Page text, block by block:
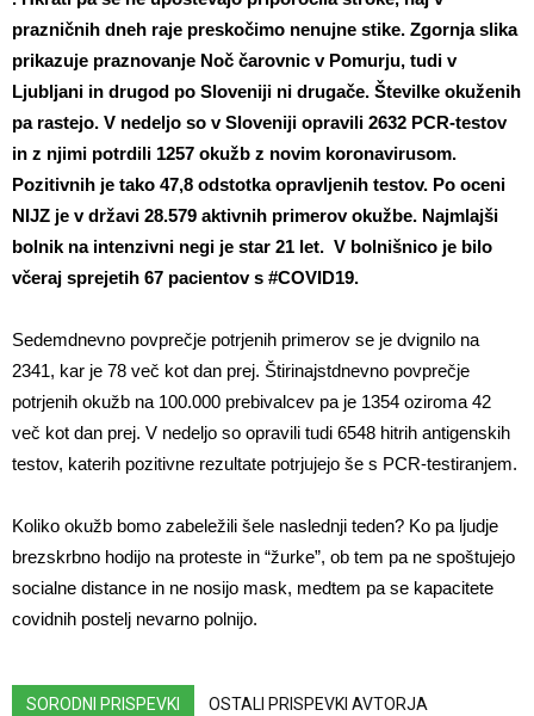
prazničnih dneh raje preskočimo nenujne stike. Zgornja slika
prikazuje praznovanje Noč čarovnic v Pomurju, tudi v
Ljubljani in drugod po Sloveniji ni drugače. Številke okuženih
pa rastejo. V nedeljo so v Sloveniji opravili 2632 PCR-testov
in z njimi potrdili 1257 okužb z novim koronavirusom.
Pozitivnih je tako 47,8 odstotka opravljenih testov. Po oceni
NIJZ je v državi 28.579 aktivnih primerov okužbe. Najmlajši
bolnik na intenzivni negi je star 21 let. V bolnišnico je bilo
včeraj sprejetih 67 pacientov s #COVID19.
Sedemdnevno povprečje potrjenih primerov se je dvignilo na
2341, kar je 78 več kot dan prej. Štirinajstdnevno povprečje
potrjenih okužb na 100.000 prebivalcev pa je 1354 oziroma 42
več kot dan prej. V nedeljo so opravili tudi 6548 hitrih antigenskih
testov, katerih pozitivne rezultate potrjujejo še s PCR-testiranjem.
Koliko okužb bomo zabeležili šele naslednji teden? Ko pa ljudje
brezskrbno hodijo na proteste in “žurke”, ob tem pa ne spoštujejo
socialne distance in ne nosijo mask, medtem pa se kapacitete
covidnih postelj nevarno polnijo.
SORODNI PRISPEVKI OSTALI PRISPEVKI AVTORJA